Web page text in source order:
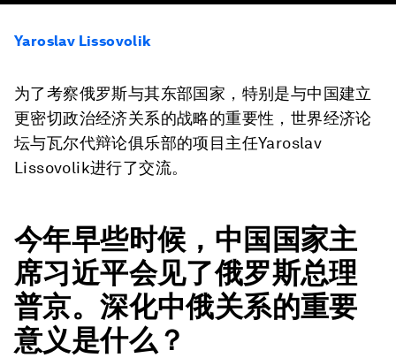
Yaroslav Lissovolik
为了考察俄罗斯与其东部国家，特别是与中国建立
更密切政治经济关系的战略的重要性，世界经济论
坛与瓦尔代辩论俱乐部的项目主任Yaroslav
Lissovolik进行了交流。
今年早些时候，中国国家主
席习近平会见了俄罗斯总理
普京。深化中俄关系的重要
意义是什么？